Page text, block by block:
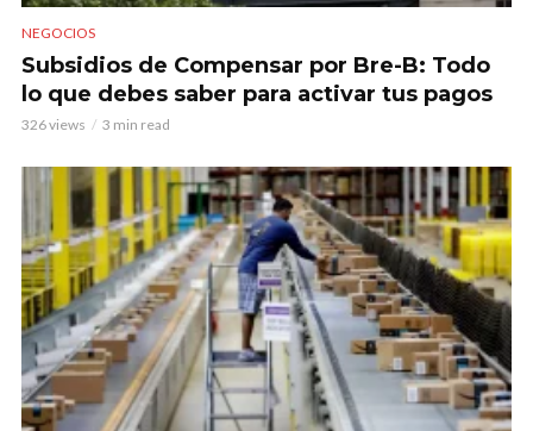
NEGOCIOS
Subsidios de Compensar por Bre-B: Todo
lo que debes saber para activar tus pagos
326 views 3 min read